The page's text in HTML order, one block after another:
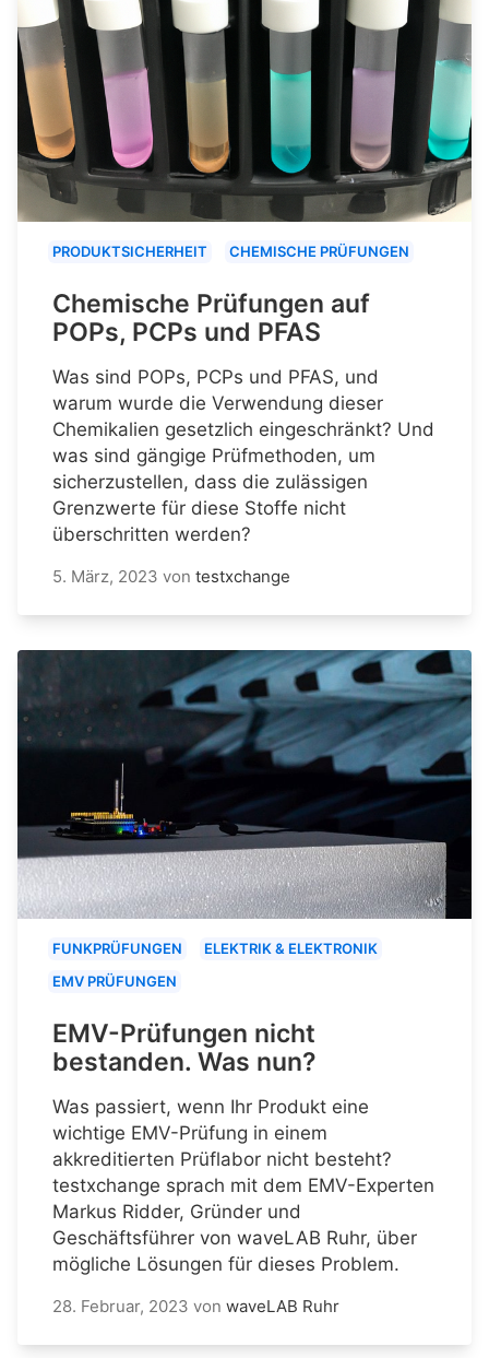
PRODUKTSICHERHEIT CHEMISCHE PRÜFUNGEN
Chemische Prüfungen auf
POPs, PCPs und PFAS
Was sind POPs, PCPs und PFAS, und
warum wurde die Verwendung dieser
Chemikalien gesetzlich eingeschränkt? Und
was sind gängige Prüfmethoden, um
sicherzustellen, dass die zulässigen
Grenzwerte für diese Stoffe nicht
überschritten werden?
5. März, 2023 von testxchange
FUNKPRÜFUNGEN
ELEKTRIK & ELEKTRONIK
EMV PRÜFUNGEN
EMV-Prüfungen nicht
bestanden. Was nun?
Was passiert, wenn Ihr Produkt eine
wichtige EMV-Prüfung in einem
akkreditierten Prüflabor nicht besteht?
testxchange sprach mit dem EMV-Experten
Markus Ridder, Gründer und
Geschäftsführer von waveLAB Ruhr, über
mögliche Lösungen für dieses Problem.
28. Februar, 2023 von waveLAB Ruhr